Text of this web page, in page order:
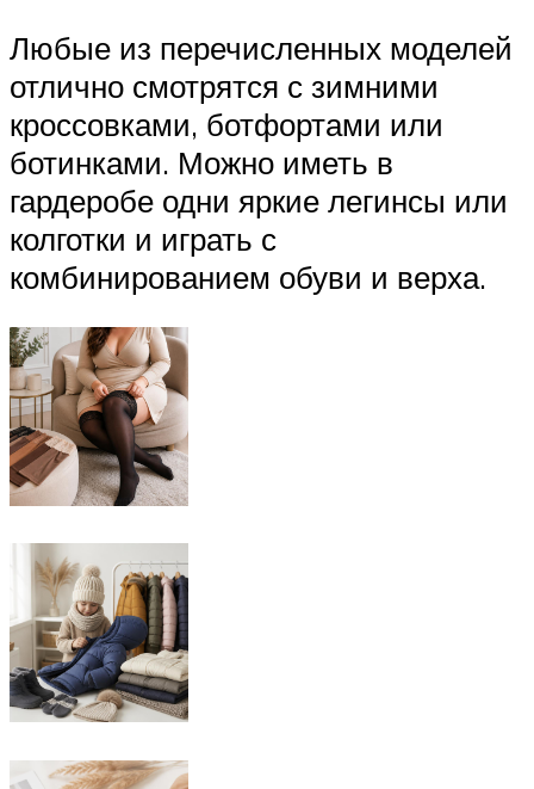
Любые из перечисленных моделей
отлично смотрятся с зимними
кроссовками, ботфортами или
ботинками. Можно иметь в
гардеробе одни яркие легинсы или
колготки и играть с
комбинированием обуви и верха.